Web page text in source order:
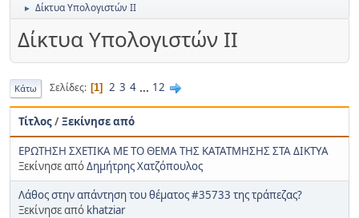
► Δίκτυα Υπολογιστών ΙΙ
Δίκτυα Υπολογιστών ΙΙ
Κάτω Σελίδες 1 2 3 4 ... 12
Τίτλος/Ξεκίνησε από
ΕΡΩΤΗΣΗ ΣΧΕΤΙΚΑ ΜΕ ΤΟ ΘΕΜΑ ΤΗΣ ΚΑΤΑΤΜΗΣΗΣ ΣΤΑ ΔΙΚΤΥΑ
Ξεκίνησε απόΔημήτρης Χατζόπουλος
Λάθος στην απάντηση του θέματος #35733 της τράπεζας?
Ξεκίνησε από khatziar